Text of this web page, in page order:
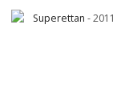
Superettan -